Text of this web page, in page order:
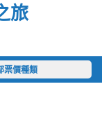
旅
票價種類